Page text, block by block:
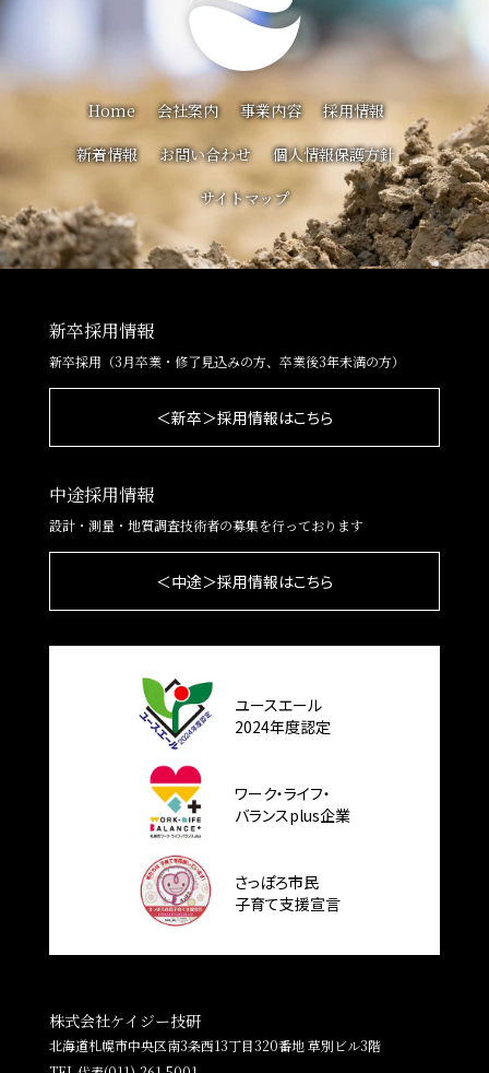
Home 会社案内 事業内容
採用情報
新着情報
お問い合わせ
個人情報保護方針
サイトマップ
新卒採用情報
新卒採用（3月卒業・修了見込みの方、卒業後3年未満の方）
＜新卒＞採用情報はこちら
中途採用情報
設計・測量・地質調査技術者の募集を行っております
＜中途＞採用情報はこちら
ユースエール
2024年度認定
ワーク・ライフ・
バランスplus企業
さっぽろ市民
子育て支援宣言
株式会社ケイジー技研
北海道札幌市中央区南3条西13丁目320番地 草別ビル3階